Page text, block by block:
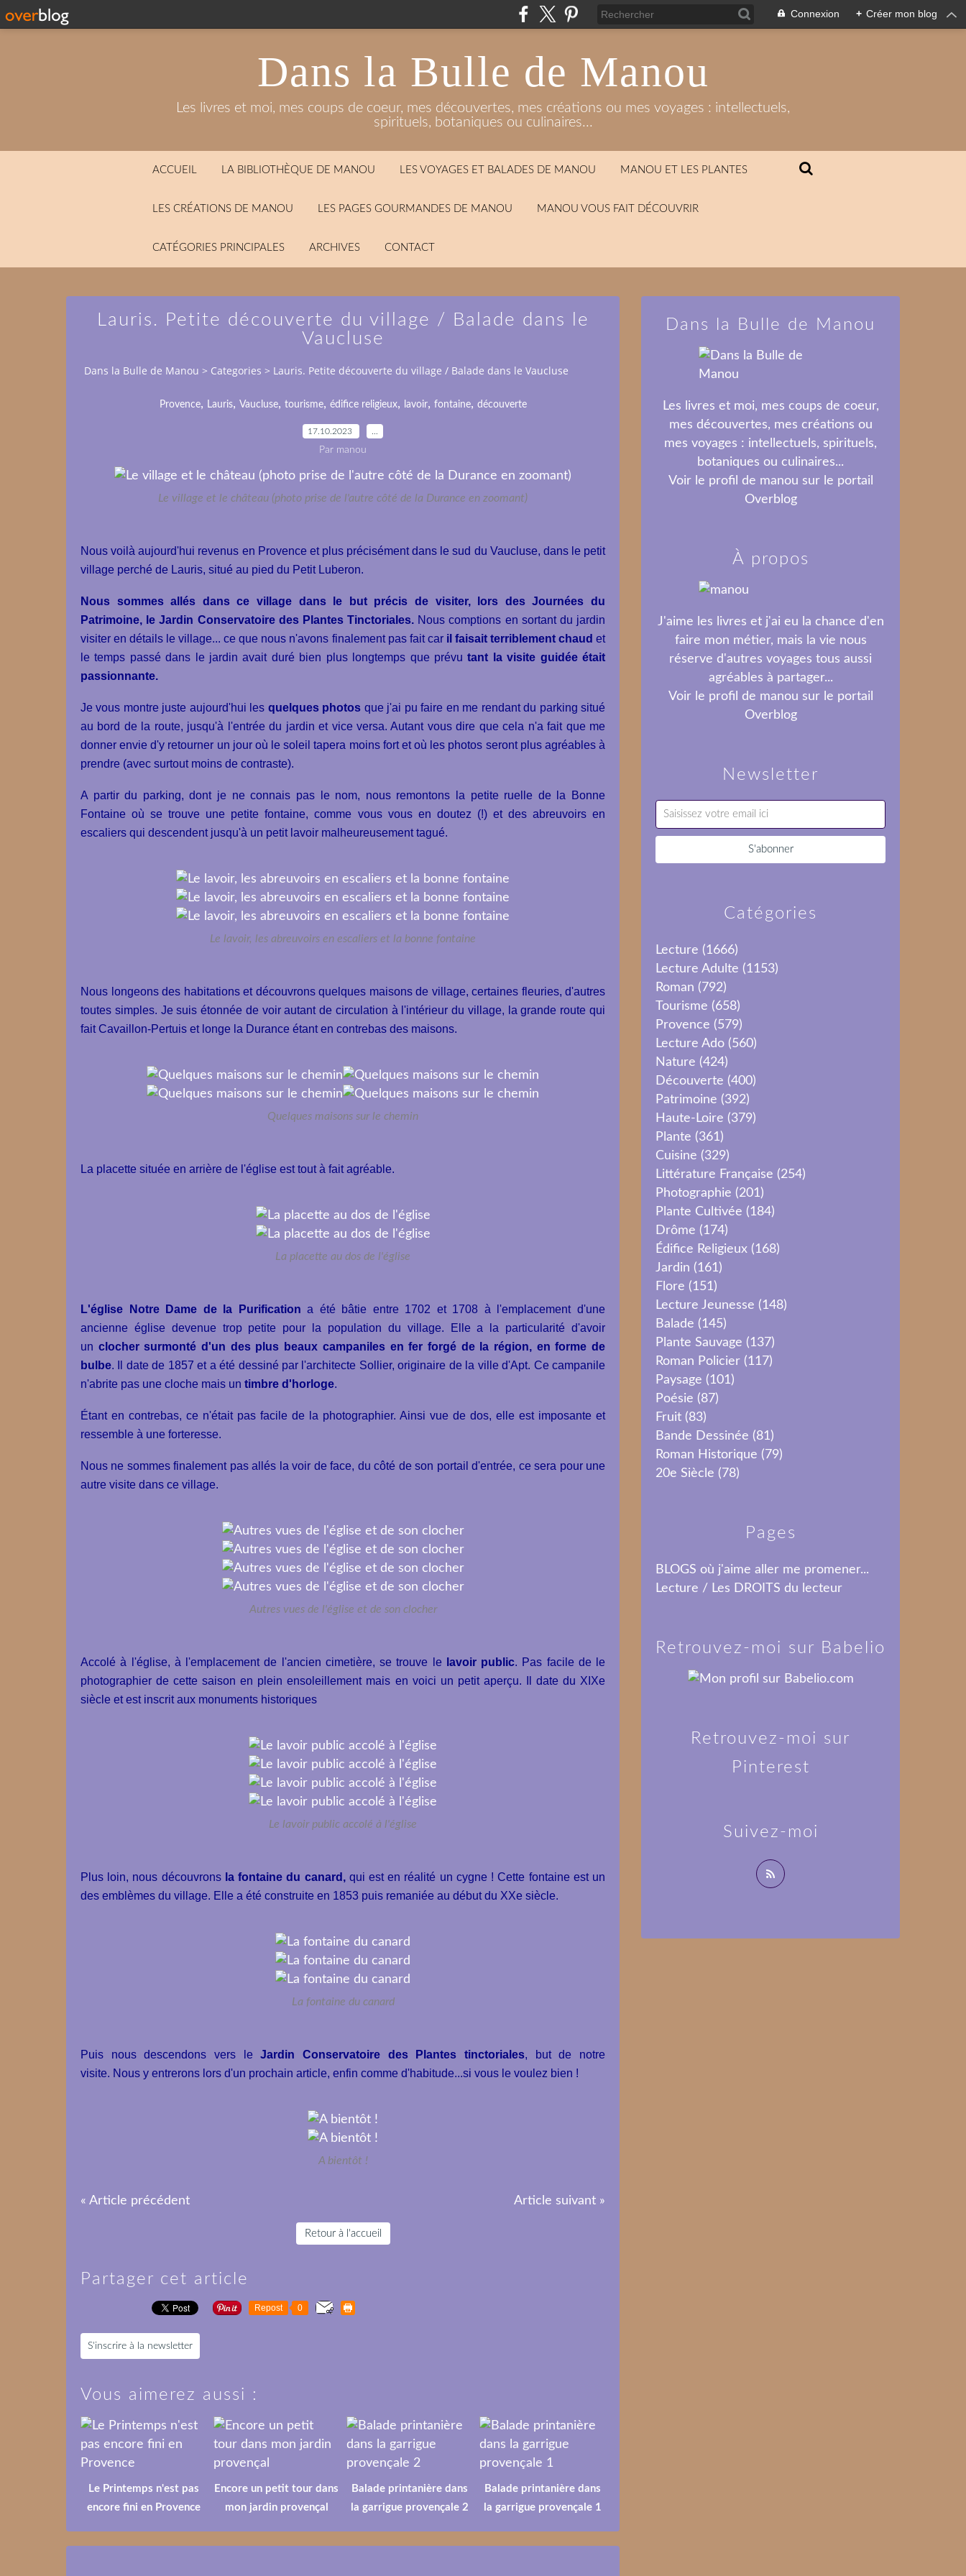
Connexion + Créer mon blog
Dans la Bulle de Manou
Les livres et moi, mes coups de coeur, mes découvertes, mes créations ou mes voyages : intellectuels,
spirituels, botaniques ou culinaires...
ACCUEIL LA BIBLIOTHÈQUE DE MANOU LES VOYAGES ET BALADES DE MANOU MANOU ET LES PLANTES
LES CRÉATIONS DE MANOU LES PAGES GOURMANDES DE MANOU MANOU VOUS FAIT DÉCOUVRIR
CATÉGORIES PRINCIPALES ARCHIVES CONTACT
Lauris. Petite découverte du village / Balade dans le
Vaucluse
Dans la Bulle de Manou > Categories > Lauris. Petite découverte du village / Balade dans le Vaucluse
Provence, Lauris, Vaucluse, tourisme, édifice religieux, lavoir, fontaine, découverte
17.10.2023
Par manou
Le village et le château (photo prise de l'autre côté de la Durance en zoomant)
Nous voilà aujourd'hui revenus en Provence et plus précisément dans le sud du Vaucluse, dans le petit
village perché de Lauris, situé au pied du Petit Luberon.
Nous sommes allés dans ce village dans le but précis de visiter, lors des Journées du
Patrimoine, le Jardin Conservatoire des Plantes Tinctoriales. Nous comptions en sortant du jardin
visiter en détails le village... ce que nous n'avons finalement pas fait car il faisait terriblement chaud et
le temps passé dans le jardin avait duré bien plus longtemps que prévutant la visite guidée était
passionnante.
Je vous montre juste aujourd'hui les quelques photos que j'ai pu faire en me rendant du parking situé
au bord de la route, jusqu'à l'entrée du jardin et vice versa. Autant vous dire que cela n'a fait que me
donner envie d'y retourner un jour où le soleil tapera moins fort et où les photos seront plus agréables à
prendre (avec surtout moins de contraste).
A partir du parking, dont je ne connais pas le nom, nous remontons la petite ruelle de la Bonne
Fontaine où se trouve une petite fontaine, comme vous vous en doutez (!) et des abreuvoirs en
escaliers qui descendent jusqu'à un petit lavoir malheureusement tagué.
Le lavoir, les abreuvoirs en escaliers et la bonne fontaine
Nous longeons des habitations et découvrons quelques maisons de village, certaines fleuries, d'autres
toutes simples. Je suis étonnée de voir autant de circulation à l'intérieur du village, la grande route qui
fait Cavaillon-Pertuis et longe la Durance étant en contrebas des maisons.
Quelques maisons sur le chemin
La placette située en arrière de l'église est tout à fait agréable.
La placette au dos de l'église
L'église Notre Dame de la Purificationa été bâtie entre 1702 et 1708 à l'emplacement d'une
ancienne église devenue trop petite pour la population du village. Elle a la particularité d'avoir
un clocher surmonté d'un des plus beaux campaniles en fer forgé de la région, en forme de
bulbe. Il date de 1857 et a été dessiné par l'architecte Sollier, originaire de la ville d'Apt. Ce campanile
n'abrite pas une cloche mais un timbre d'horloge.
Étant en contrebas, ce n'était pas facile de la photographier. Ainsi vue de dos, elle est imposante et
ressemble à une forteresse.
Nous ne sommes finalement pas allés la voir de face, du côté de son portail d'entrée, ce sera pour une
autre visite dans ce village.
Autres vues de l'église et de son clocher
Accolé à l'église, à l'emplacement de l'ancien cimetière, se trouve le lavoir public. Pas facile de le
photographier de cette saison en plein ensoleillement mais en voici un petit aperçu. Il date du XIXe
siècle et est inscrit aux monuments historiques
Le lavoir public accolé à l'église
Plus loin, nous découvronsla fontaine du canard, qui est en réalité un cygne ! Cette fontaine est un
des emblèmes du village. Elle a été construite en 1853 puis remaniée au début du XXe siècle.
La fontaine du canard
Puis nous descendons vers leJardin Conservatoire des Plantes tinctoriales, but de notre
visite. Nous y entrerons lors d'un prochain article, enfin comme d'habitude...si vous le voulez bien !
A bientôt !
« Article précédent Article suivant »
Retour à l'accueil
Partager cet article
Repost 0
S'inscrire à la newsletter
Vous aimerez aussi :
Le Printemps n'est pas
encore fini en Provence
Encore un petit tour dans
mon jardin provençal
Balade printanière dans
la garrigue provençale 2
Balade printanière dans
la garrigue provençale 1
Newsletter
Catégories
Lecture (1666)
Lecture Adulte (1153)
Roman (792)
Tourisme (658)
Provence (579)
Lecture Ado (560)
Nature (424)
Découverte (400)
Patrimoine (392)
Haute-Loire (379)
Plante (361)
Cuisine (329)
Littérature Française (254)
Photographie (201)
Plante Cultivée (184)
Drôme (174)
Édifice Religieux (168)
Jardin (161)
Flore (151)
Lecture Jeunesse (148)
Balade (145)
Plante Sauvage (137)
Roman Policier (117)
Paysage (101)
Poésie (87)
Fruit (83)
Bande Dessinée (81)
Roman Historique (79)
20e Siècle (78)
Pages
BLOGS où j'aime aller me promener...
Lecture / Les DROITS du lecteur
Dans la Bulle de Manou
Les livres et moi, mes coups de coeur,
mes découvertes, mes créations ou
mes voyages : intellectuels, spirituels,
botaniques ou culinaires...
Voir le profil de manou sur le portail
Overblog
Suivez-moi
À propos
J'aime les livres et j'ai eu la chance d'en
faire mon métier, mais la vie nous
réserve d'autres voyages tous aussi
agréables à partager...
Voir le profil de manou sur le portail
Overblog
Retrouvez-moi sur Babelio
Retrouvez-moi sur
Pinterest